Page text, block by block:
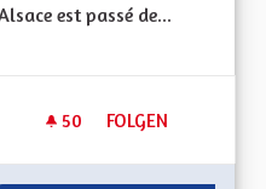
est passé de...
50 50 FOLLOWER
FOLGEN
DIMINUER LE